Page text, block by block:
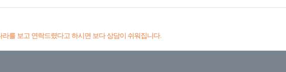
라를 보고 연락드렸다고 하시면 보다 상담이 쉬워집니다.